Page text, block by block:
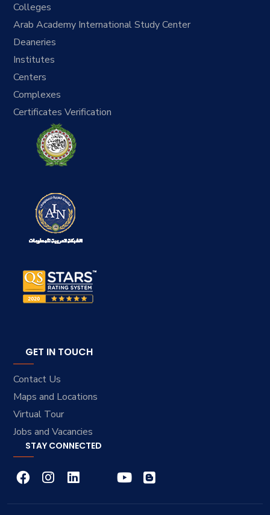
Colleges
Arab Academy International Study Center
Deaneries
Institutes
Centers
Complexes
Certificates Verification
GET IN TOUCH
Contact Us
Maps and Locations
Virtual Tour
Jobs and Vacancies
STAY CONNECTED